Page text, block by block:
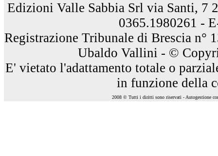
Edizioni Valle Sabbia Srl via Santi, 7
0365.1980261 -
Registrazione Tribunale di Brescia n°
Ubaldo Vallini - ©
E' vietato l'adattamento totale o
in funzione della
2008 © Tutti i diritti sono riservati - Autogestione